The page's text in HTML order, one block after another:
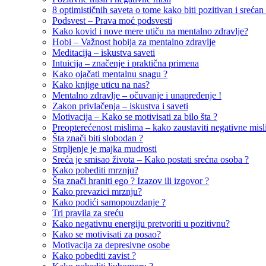
8 optimističnih saveta o tome kako biti pozitivan i srećan
Podsvest – Prava moć podsvesti
Kako kovid i nove mere utiču na mentalno zdravlje?
Hobi – Važnost hobija za mentalno zdravlje
Meditacija – iskustva saveti
Intuicija – značenje i praktična primena
Kako ojačati mentalnu snagu ?
Kako knjige uticu na nas?
Mentalno zdravlje – očuvanje i unapređenje !
Zakon privlačenja – iskustva i saveti
Motivacija – Kako se motivisati za bilo šta ?
Preopterećenost mislima – kako zaustaviti negativne
Šta znači biti slobodan ?
Strpljenje je majka mudrosti
Sreća je smisao života – Kako postati srećna osoba ?
Kako pobediti mrznju?
Šta znači hraniti ego ? Izazov ili izgovor ?
Kako prevazici mrznju?
Kako podići samopouzdanje ?
Tri pravila za sreću
Kako negativnu energiju pretvoriti u pozitivnu?
Kako se motivisati za posao?
Motivacija za depresivne osobe
Kako pobediti zavist ?